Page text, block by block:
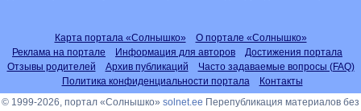
Карта портала «Солнышко»
О портале «Солнышко»
Реклама на портале
Информация для авторов
Достижения портала
Отзывы родителей
Архив публикаций
Часто задаваемые вопросы (FAQ)
Политика конфиденциальности портала
Контакты
© 1999-2026, портал «Солнышко» solnet.ee Перепубликация материалов без